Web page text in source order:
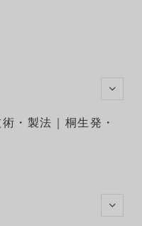
・製法｜桐生発・